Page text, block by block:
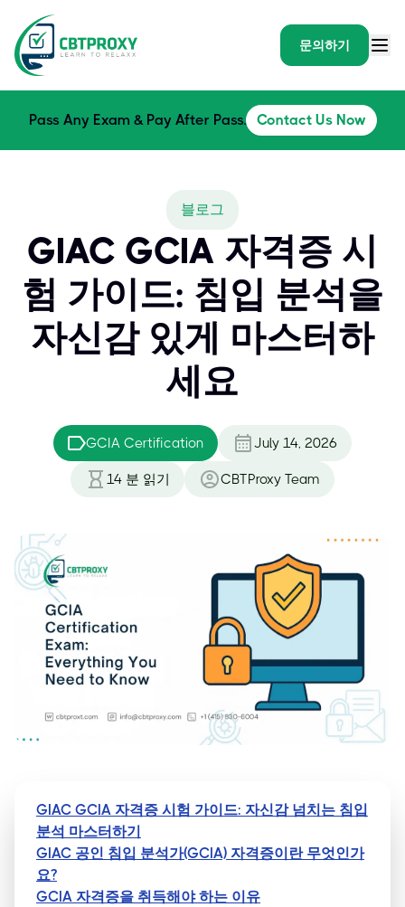
문의하기
Pass Any Exam & Pay After Pass. Contact Us Now
블로그
GIAC GCIA 자격증 시
험 가이드: 침입 분석을
자신감 있게 마스터하
세요
GCIA Certification July 14, 2026
14 분 읽기 CBTProxy Team
GIAC GCIA 자격증 시험 가이드: 자신감 넘치는 침입
분석 마스터하기
GIAC 공인 침입 분석가(GCIA) 자격증이란 무엇인가
요?
GCIA 자격증을 취득해야 하는 이유